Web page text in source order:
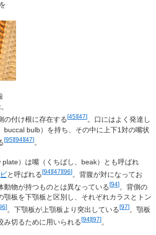
の付け根に存在する [45][47]。口にはよく発達し
buccal bulb）を持ち、その中に上下1対の嘴状
[95][94][47]。
plate）は嘴（くちばし、 beak）とも呼ばれ
と呼ばれる[94][47][96]。背腹が対になってお
動物が持つものとは異なっている[94]。背側の
顎板を下顎板と区別し、それぞれカラスとトン
]。下顎板が上顎板より突出している [97]。顎板
み切るために用いられる[94][97]。